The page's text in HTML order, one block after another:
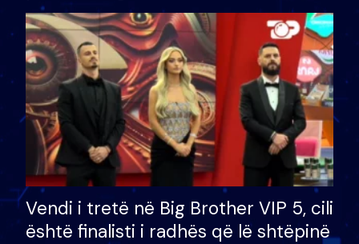
çmimin e madh prej 100 mijë eurosh
Vendi i tretë në Big Brother VIP 5, cili
është finalisti i radhës që lë shtëpinë